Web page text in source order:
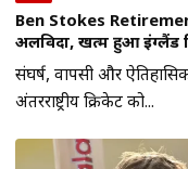
Ben Stokes
अलविदा, खत्म हुआ इंग्लैंड
संघर्ष, वापसी और
अंतरराष्ट्रीय क्रिकेट को...